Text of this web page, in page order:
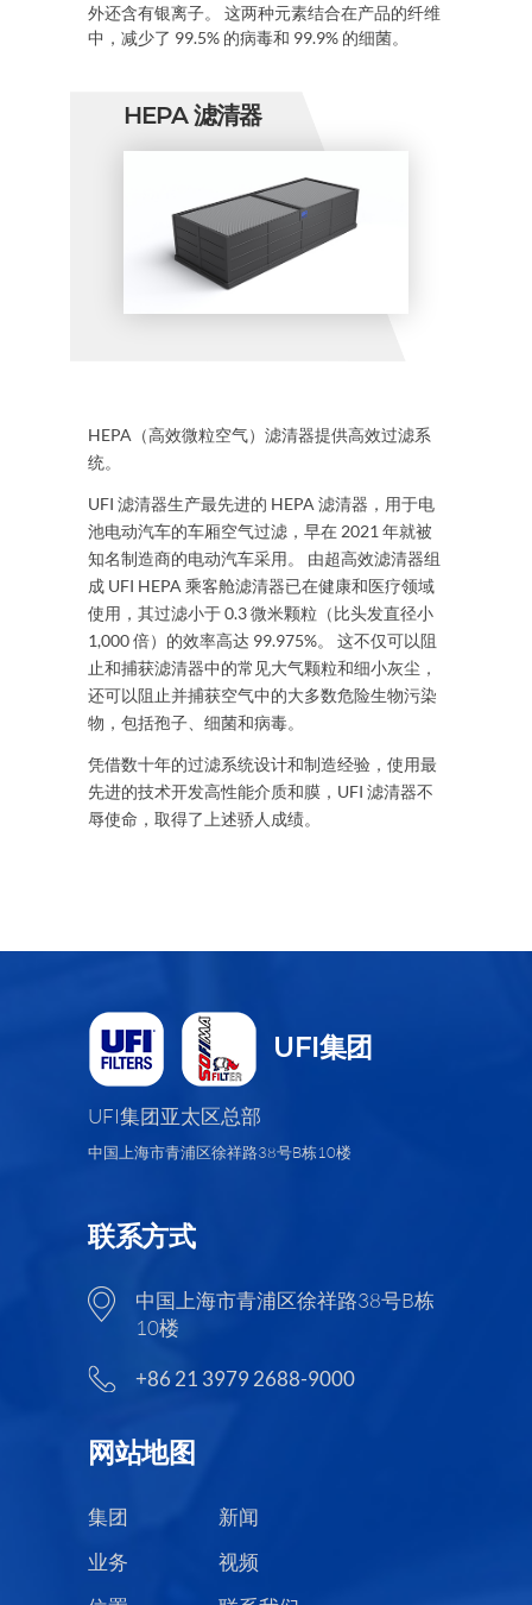
外还含有银离子。 这两种元素结合在产品的纤维
中，减少了 99.5% 的病毒和 99.9% 的细菌。
HEPA 滤清器
HEPA（高效微粒空气）滤清器提供高效过滤系
统。
UFI 滤清器生产最先进的 HEPA 滤清器，用于电
池电动汽车的车厢空气过滤，早在 2021 年就被
知名制造商的电动汽车采用。 由超高效滤清器组
成 UFI HEPA 乘客舱滤清器已在健康和医疗领域
使用，其过滤小于 0.3 微米颗粒（比头发直径小
1,000 倍）的效率高达 99.975%。 这不仅可以阻
止和捕获滤清器中的常见大气颗粒和细小灰尘，
还可以阻止并捕获空气中的大多数危险生物污染
物，包括孢子、细菌和病毒。
凭借数十年的过滤系统设计和制造经验，使用最
先进的技术开发高性能介质和膜，UFI 滤清器不
辱使命，取得了上述骄人成绩。
UFI集团
UFI集团亚太区总部
中国上海市青浦区徐祥路38号B栋10楼
联系方式
中国上海市青浦区徐祥路38号B栋
10楼
+86 21 3979 2688-9000
网站地图
集团
新闻
业务
视频